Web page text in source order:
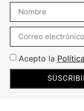
Acepto la